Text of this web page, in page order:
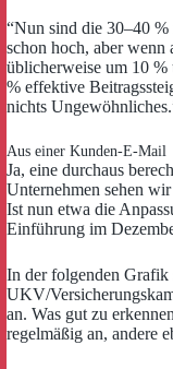
“Nun sind die 30–40
schon hoch, aber wenn
üblicherweise um 10 %
% effektive
nichts
Aus einer Kunden-E-Mail
Ja, eine durchaus
Unternehmen sehen
Ist nun etwa die
Einführung im
In der folgenden Grafik
UKV/
an. Was gut zu
regelmäßig an, andere